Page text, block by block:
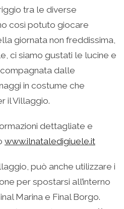
tra le diverse
così potuto giocare
giornata non freddissima,
ci siamo gustati le lucine e
dalle
in costume che
il Villaggio.
dettagliate e
www.ilnataledigiuele.it
può anche utilizzare i
per spostarsi all’interno
Marina e Final Borgo.